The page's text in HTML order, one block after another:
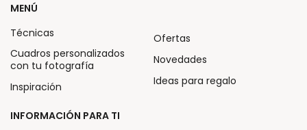
MENÚ
Técnicas
Cuadros personalizados
con tu fotografía
Inspiración
Ofertas
Novedades
Ideas para regalo
INFORMACIÓN PARA TI